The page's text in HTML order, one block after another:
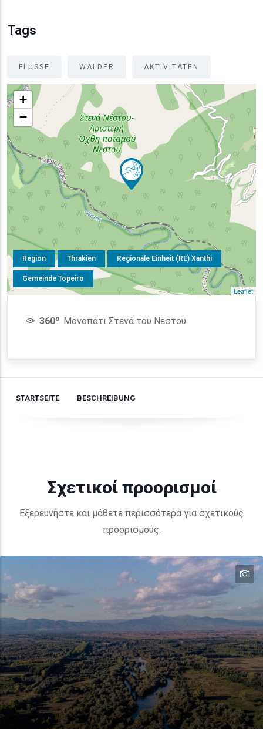
Tags
FLÜSSE WÄLDER AKTIVITÄTEN
Region Thrakien Regionale Einheit (RE) Xanthi
Gemeinde Topeiro
+
−
Leaflet
360o Μονοπάτι Στενά του Νέστου
STARTSEITE BESCHREIBUNG
Σχετικοί προορισμοί
Εξερευνήστε και μάθετε περισσότερα για σχετικούς
προορισμούς.